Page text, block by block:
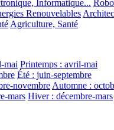
Informatique...
Renouvelables
Agriculture, Santé
mai Printemps : avril-mai
Été : juin-septembre
novembre Automne :
mars Hiver : décembre-mars